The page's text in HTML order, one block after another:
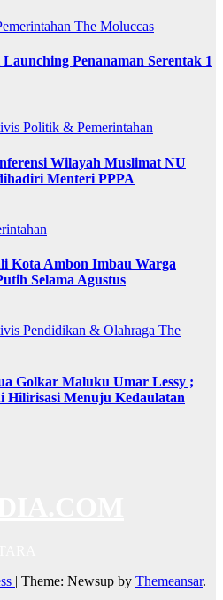
The Moluccas
Penanaman Serentak 1
Politik & Pemerintahan
Wilayah Muslimat NU
Menteri PPPA
Kota Ambon Imbau Warga
Selama Agustus
Pendidikan & Olahraga The
Golkar Maluku Umar Lessy ;
Hilirisasi Menuju Kedaulatan
| Theme: Newsup by Themeansar.